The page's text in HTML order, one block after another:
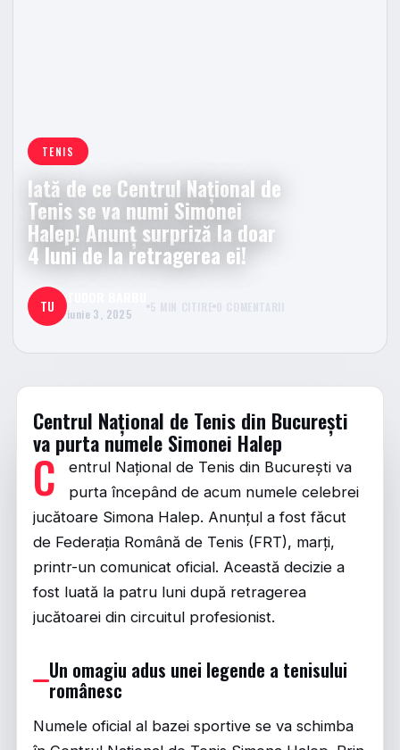
TENIS
Iată de ce Centrul Naţional de
Tenis se va numi Simonei
Halep! Anunț surpriză la doar
4 luni de la retragerea ei!
TU iunie 3, 2025 5 MIN CITIRE 0 COMENTARII
Centrul Național de Tenis din București
va purta numele Simonei Halep
C
entrul Național de Tenis din București va
purta începând de acum numele celebrei
jucătoare Simona Halep. Anunțul a fost făcut
de Federația Română de Tenis (FRT), marți,
printr-un comunicat oficial. Această decizie a
fost luată la patru luni după retragerea
jucătoarei din circuitul profesionist.
Un omagiu adus unei legende a tenisului
românesc
Numele oficial al bazei sportive se va schimba